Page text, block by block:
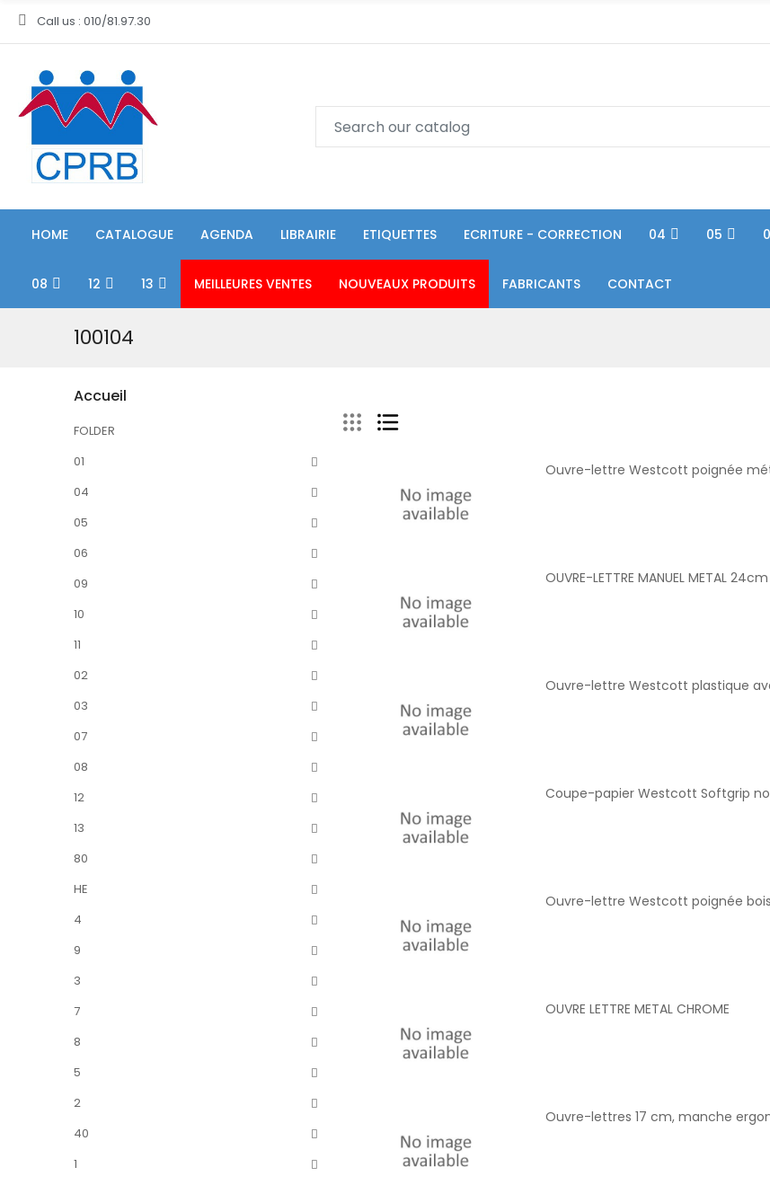
Call us : 010/81.97.30
HOME CATALOGUE AGENDA LIBRAIRIE ETIQUETTES ECRITURE - CORRECTION 04 05
08 12 13 MEILLEURES VENTES NOUVEAUX PRODUITS FABRICANTS CONTACT
100104
Accueil
FOLDER
01
04
05
06
09
10
11
02
03
07
08
12
13
80
HE
4
9
3
7
8
5
2
40
1
Ouvre-lettre Westcott poignée
OUVRE-LETTRE MANUEL METAL 24cm
Ouvre-lettre Westcott plastique
Coupe-papier Westcott Softgrip
Ouvre-lettre Westcott poignée bois
OUVRE LETTRE METAL CHROME
Ouvre-lettres 17 cm, manche